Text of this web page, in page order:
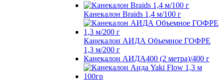
Канекалон Braids 1,4 м/100 г
Канекалон АИДА Объемное ГОФРЕ
1,3 м/200 г
Канекалон АИДА400 (2 метра)/400 г